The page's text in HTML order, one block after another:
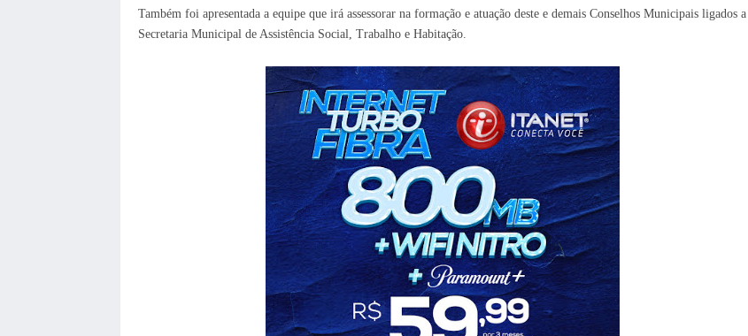
Também foi apresentada a equipe que irá assessorar na formação e atuação deste e demais Conselhos Municipais ligados a
Secretaria Municipal de Assistência Social, Trabalho e Habitação.